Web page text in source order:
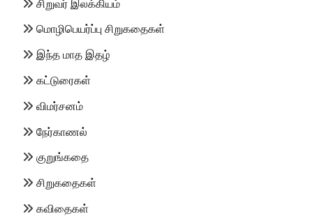
சிறுவர் இலக்கியம்
மொழிபெயர்ப்பு சிறுகதைகள்
இந்த மாத இதழ்
கட்டுரைகள்
விமர்சனம்
நேர்காணல்
குறுங்கதை
சிறுகதைகள்
கவிதைகள்